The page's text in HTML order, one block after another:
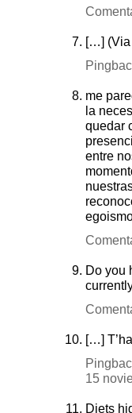
[…] (Via
me
la
quedar
entre
Do you
[…]
15
Diets